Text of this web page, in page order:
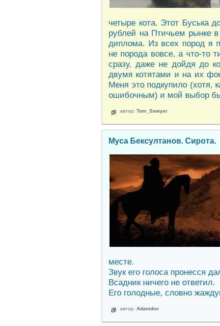
четыре кота. Этот Буська
рублей на Птичьем рынке
диплома. Из всех пород я
не порода вовсе, а что-то
сразу, даже не дойдя до
двумя котятами и на их
Меня это подкупило (хотя,
ошибочным) и мой выбор
автор: Tom_Sawyer
Муса Бексултанов. Сирота.
месте.
Звук его голоса пронесся
Всадник ничего не ответил.
Его голодные, словно
автор: Adamdoc